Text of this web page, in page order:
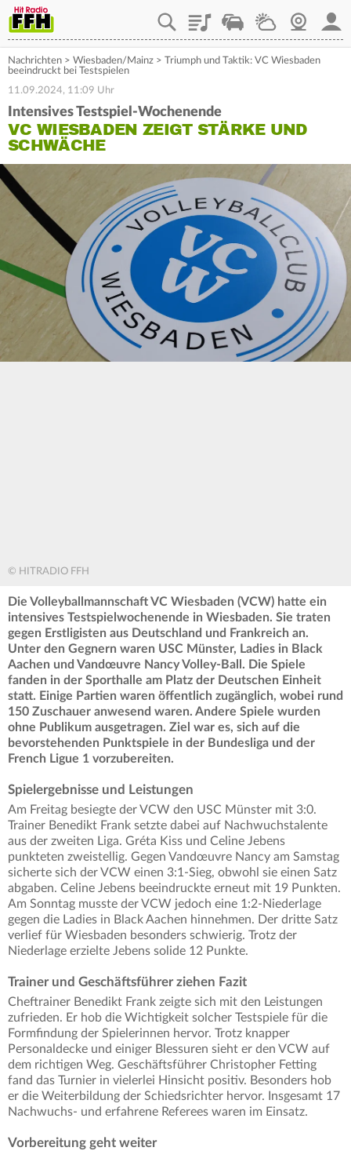
PlaylistStaupilotWetterWebcam
Nachrichten > Wiesbaden/Mainz > Triumph und Taktik: VC Wiesbaden
beeindruckt bei Testspielen
11.09.2024, 11:09 Uhr
Intensives Testspiel-Wochenende
VC WIESBADEN ZEIGT STÄRKE UND
SCHWÄCHE
© HITRADIO FFH
Die Volleyballmannschaft VC Wiesbaden (VCW) hatte ein
intensives Testspielwochenende in Wiesbaden. Sie traten
gegen Erstligisten aus Deutschland und Frankreich an.
Unter den Gegnern waren USC Münster, Ladies in Black
Aachen und Vandœuvre Nancy Volley-Ball. Die Spiele
fanden in der Sporthalle am Platz der Deutschen Einheit
statt. Einige Partien waren öffentlich zugänglich, wobei rund
150 Zuschauer anwesend waren. Andere Spiele wurden
ohne Publikum ausgetragen. Ziel war es, sich auf die
bevorstehenden Punktspiele in der Bundesliga und der
French Ligue 1 vorzubereiten.
Spielergebnisse und Leistungen
Am Freitag besiegte der VCW den USC Münster mit 3:0.
Trainer Benedikt Frank setzte dabei auf Nachwuchstalente
aus der zweiten Liga. Gréta Kiss und Celine Jebens
punkteten zweistellig. Gegen Vandœuvre Nancy am Samstag
sicherte sich der VCW einen 3:1-Sieg, obwohl sie einen Satz
abgaben. Celine Jebens beeindruckte erneut mit 19 Punkten.
Am Sonntag musste der VCW jedoch eine 1:2-Niederlage
gegen die Ladies in Black Aachen hinnehmen. Der dritte Satz
verlief für Wiesbaden besonders schwierig. Trotz der
Niederlage erzielte Jebens solide 12 Punkte.
Trainer und Geschäftsführer ziehen Fazit
Cheftrainer Benedikt Frank zeigte sich mit den Leistungen
zufrieden. Er hob die Wichtigkeit solcher Testspiele für die
Formfindung der Spielerinnen hervor. Trotz knapper
Personaldecke und einiger Blessuren sieht er den VCW auf
dem richtigen Weg. Geschäftsführer Christopher Fetting
fand das Turnier in vielerlei Hinsicht positiv. Besonders hob
er die Weiterbildung der Schiedsrichter hervor. Insgesamt 17
Nachwuchs- und erfahrene Referees waren im Einsatz.
Vorbereitung geht weiter